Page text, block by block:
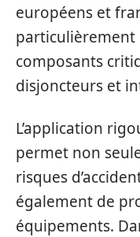
européens et
composants
disjoncteurs et
L’application
permet non
risques
également de
équipements.